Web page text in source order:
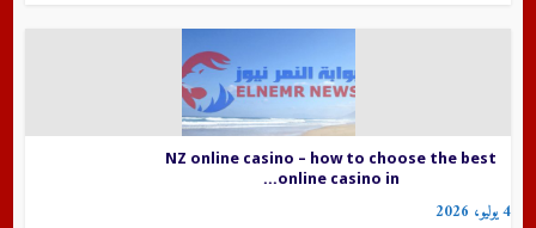
NZ online casino – how to choose the best
online casino in...
4 يوليو، 2026